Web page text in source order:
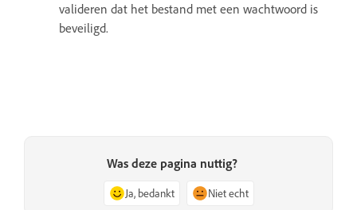
valideren dat het bestand met een wachtwoord is
beveiligd.
Was deze pagina nuttig?
Ja, bedankt Niet echt